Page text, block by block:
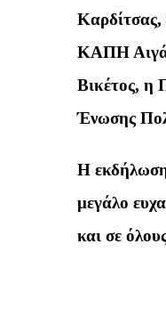
Καρδίτσας,
ΚΑΠΗ
Βικέτος, η
Ένωσης
Η εκδήλωση
μεγάλο
και σε